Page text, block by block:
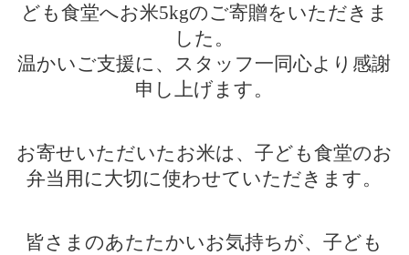
ども食堂へお米5kgのご寄贈をいただきま
した。
温かいご支援に、スタッフ一同心より感謝
申し上げます。
お寄せいただいたお米は、子ども食堂のお
弁当用に大切に使わせていただきます。
皆さまのあたたかいお気持ちが、子ども